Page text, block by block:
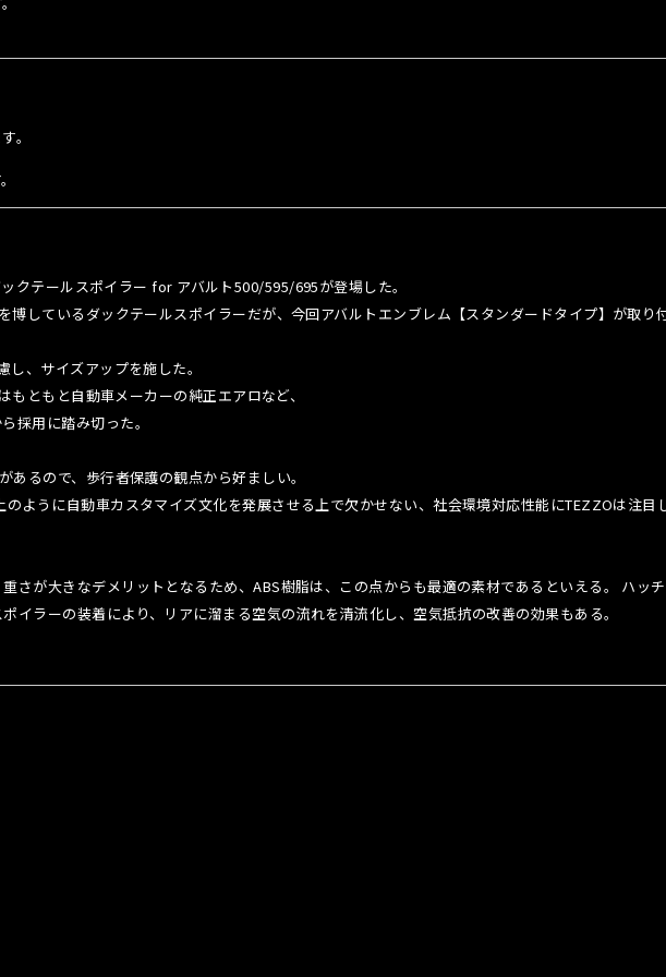
。
クテールスポイラー for アバルト500/595/695が登場した。
しているダックテールスポイラーだが、今回アバルトエンブレム【スタンダードタイプ】が取り
、サイズアップを施した。
ともと自動車メーカーの純正エアロなど、
採用に踏み切った。
あるので、歩行者保護の観点から好ましい。
ように自動車カスタマイズ文化を発展させる上で欠かせない、社会環境対応性能にTEZZOは注
さが大きなデメリットとなるため、ABS樹脂は、この点からも最適の素材であるといえる。 ハッ
イラーの装着により、リアに溜まる空気の流れを清流化し、空気抵抗の改善の効果もある。